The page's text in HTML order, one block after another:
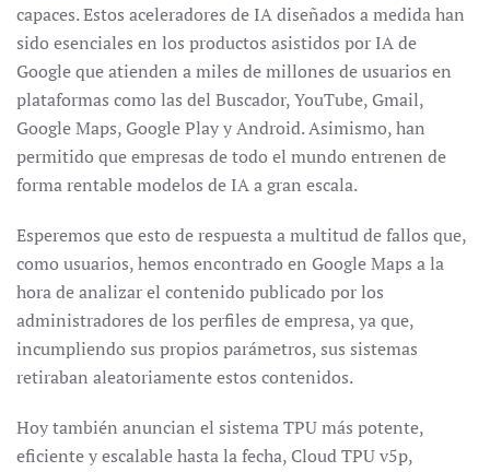
capaces. Estos aceleradores de IA diseñados a medida han
sido esenciales en los productos asistidos por IA de
Google que atienden a miles de millones de usuarios en
plataformas como las del Buscador, YouTube, Gmail,
Google Maps, Google Play y Android. Asimismo, han
permitido que empresas de todo el mundo entrenen de
forma rentable modelos de IA a gran escala.
Esperemos que esto de respuesta a multitud de fallos que,
como usuarios, hemos encontrado en Google Maps a la
hora de analizar el contenido publicado por los
administradores de los perfiles de empresa, ya que,
incumpliendo sus propios parámetros, sus sistemas
retiraban aleatoriamente estos contenidos.
Hoy también anuncian el sistema TPU más potente,
eficiente y escalable hasta la fecha, Cloud TPU v5p,